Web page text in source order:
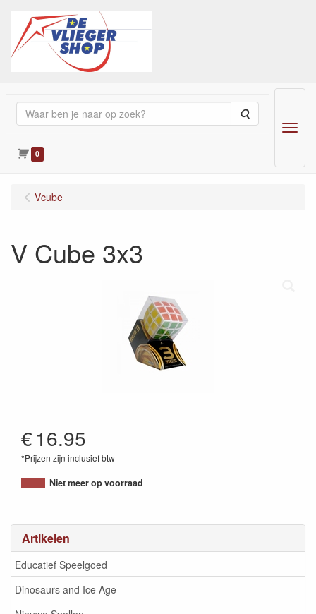
Zoeken
0
Menu
Artikelen
Educatief Speelgoed
Dinosaurs and Ice Age
Vcube
V Cube 3x3
€16.95
*Prijzen zijn inclusief btw
5206457000166
Niet meer op voorraad